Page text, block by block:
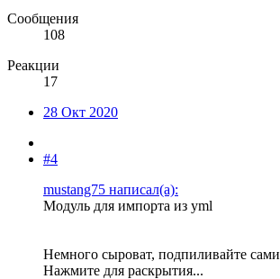
Сообщения
108
Реакции
17
28 Окт 2020
#4
mustang75 написал(а):
Модуль для импорта из yml
Немного сыроват, подпиливайте сами
Нажмите для раскрытия...